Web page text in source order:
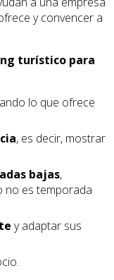
y convencer a
turístico para
lo que ofrece
, es decir, mostrar
bajas,
no es temporada
y adaptar sus